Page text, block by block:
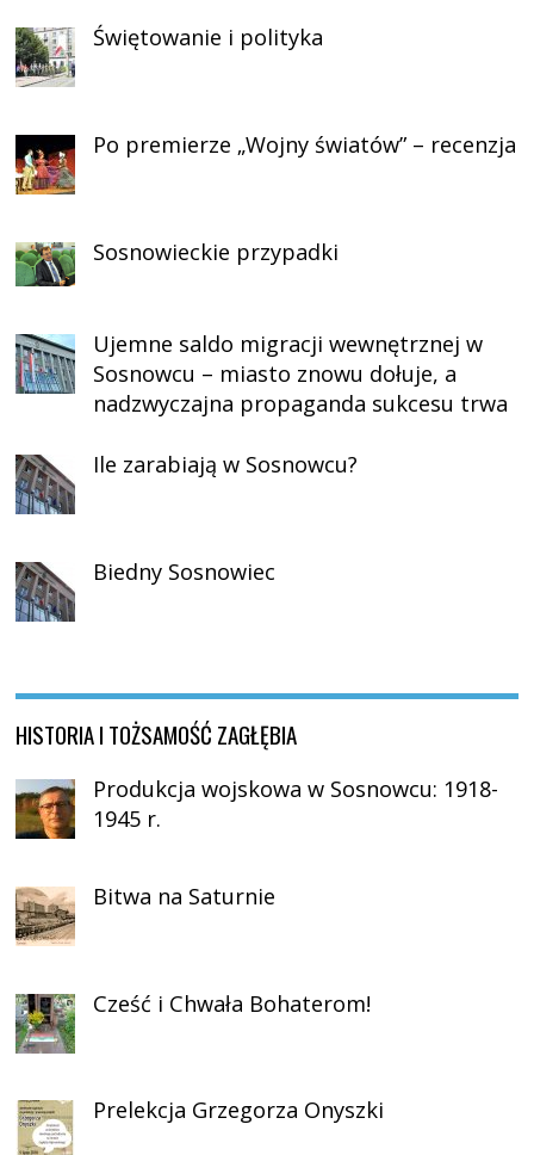
Świętowanie i polityka
Po premierze „Wojny światów” – recenzja
Sosnowieckie przypadki
Ujemne saldo migracji wewnętrznej w
Sosnowcu – miasto znowu dołuje, a
nadzwyczajna propaganda sukcesu trwa
Ile zarabiają w Sosnowcu?
Biedny Sosnowiec
HISTORIA I TOŻSAMOŚĆ ZAGŁĘBIA
Produkcja wojskowa w Sosnowcu: 1918-
1945 r.
Bitwa na Saturnie
Cześć i Chwała Bohaterom!
Prelekcja Grzegorza Onyszki